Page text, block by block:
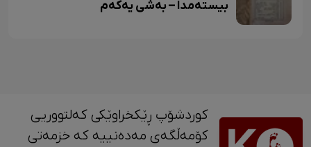
بیستەمدا – بەشی یەکەم
کوردشۆپ ڕێکخراوێکی کەلتووریی
کۆمەڵگەی مەدەنییە کە خزمەتی